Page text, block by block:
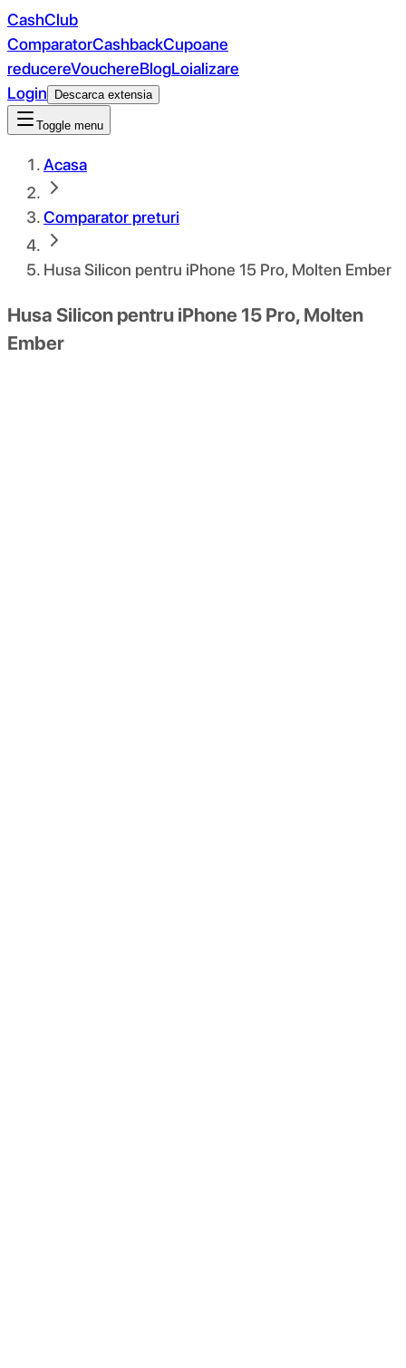
CashClub
ComparatorCashbackCupoane
reducereVouchereBlogLoializare
Login
Descarca extensia
Toggle menu
Acasa
Comparator preturi
Husa Silicon pentru iPhone 15 Pro, Molten Ember
Husa Silicon pentru iPhone 15 Pro, Molten
Ember